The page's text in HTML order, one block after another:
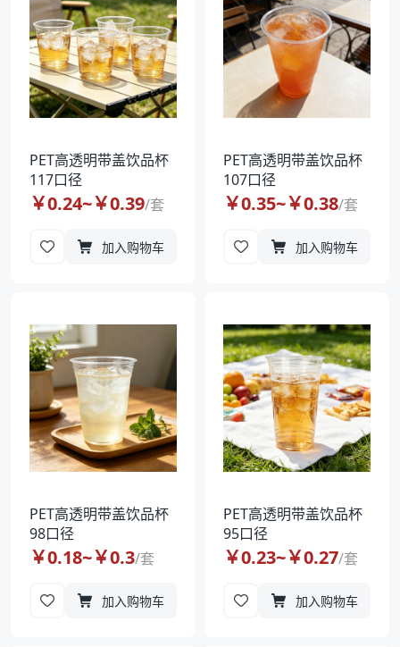
PET高透明带盖饮品杯
117口径
￥0.24~￥0.39/套
加入购物车
PET高透明带盖饮品杯
107口径
￥0.35~￥0.38/套
加入购物车
PET高透明带盖饮品杯
98口径
￥0.18~￥0.3/套
加入购物车
PET高透明带盖饮品杯
95口径
￥0.23~￥0.27/套
加入购物车